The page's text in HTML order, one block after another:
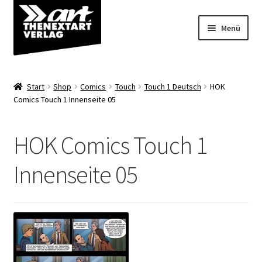
Zur
Navigation
springen
Zum
Inhalt
springen
Menü
Shop
Start Shop Comics Touch Touch 1 Deutsch
HOK
Comics Touch 1 Innenseite 05
HOK Comics Touch 1
Innenseite 05